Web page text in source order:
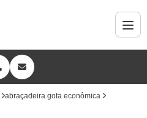
abraçadeira gota econômica